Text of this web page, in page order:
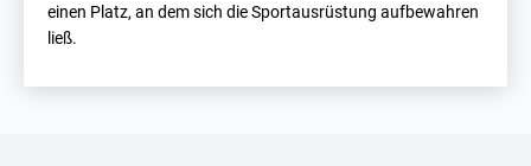
einen Platz, an dem sich die Sportausrüstung aufbewahren
ließ.